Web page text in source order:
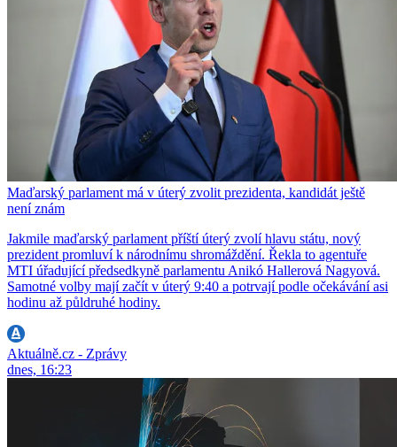
Maďarský parlament má v úterý zvolit prezidenta, kandidát ještě
není znám
Jakmile maďarský parlament příští úterý zvolí hlavu státu, nový
prezident promluví k národnímu shromáždění. Řekla to agentuře
MTI úřadující předsedkyně parlamentu Anikó Hallerová Nagyová.
Samotné volby mají začít v úterý 9:40 a potrvají podle očekávání asi
hodinu až půldruhé hodiny.
Aktuálně.cz - Zprávy
dnes, 16:23